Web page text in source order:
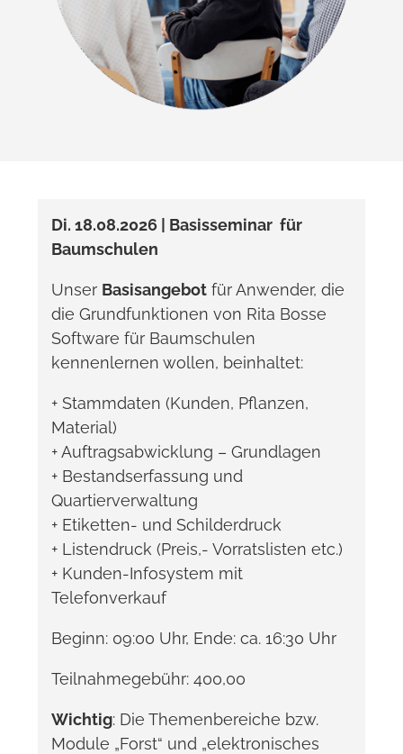
Di. 18.08.2026 | Basisseminar für
Baumschulen
Unser Basisangebot für Anwender, die
die Grundfunktionen von Rita Bosse
Software für Baumschulen
kennenlernen wollen, beinhaltet:
+ Stammdaten (Kunden, Pflanzen,
Material)
+ Auftragsabwicklung – Grundlagen
+ Bestandserfassung und
Quartierverwaltung
+ Etiketten- und Schilderdruck
+ Listendruck (Preis,- Vorratslisten etc.)
+ Kunden-Infosystem mit
Telefonverkauf
Beginn: 09:00 Uhr, Ende: ca. 16:30 Uhr
Teilnahmegebühr: 400,00
Wichtig: Die Themenbereiche bzw.
Module „Forst“ und „elektronisches